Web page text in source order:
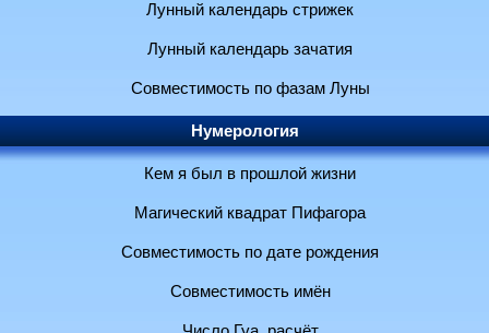
Лунный календарь стрижек
Лунный календарь зачатия
Совместимость по фазам Луны
Нумерология
Кем я был в прошлой жизни
Магический квадрат Пифагора
Совместимость по дате рождения
Совместимость имён